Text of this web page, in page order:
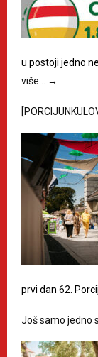
u postoji jedno
više…
→
prvi dan 62.
Još samo jedno